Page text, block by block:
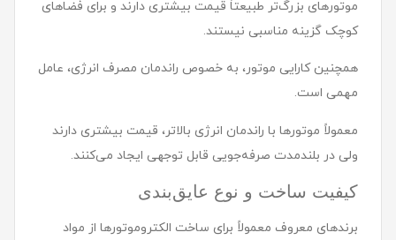
موتورهای بزرگ‌تر طبیعتاً قیمت بیشتری دارند و برای فضاهای
کوچک گزینه مناسبی نیستند.
همچنین کارایی موتور، به خصوص راندمان مصرف انرژی، عامل
مهمی است.
معمولاً موتورها با راندمان انرژی بالاتر، قیمت بیشتری دارند
ولی در بلندمدت صرفه‌جویی قابل توجهی ایجاد می‌کنند.
کیفیت ساخت و نوع عایق‌بندی
برندهای معروف معمولاً برای ساخت الکتروموتورها از مواد